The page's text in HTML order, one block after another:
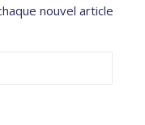
nouvel article